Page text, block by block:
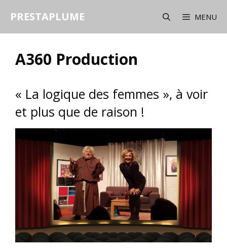
PRESTAPLUME MENU
A360 Production
« La logique des femmes », à voir
et plus que de raison !